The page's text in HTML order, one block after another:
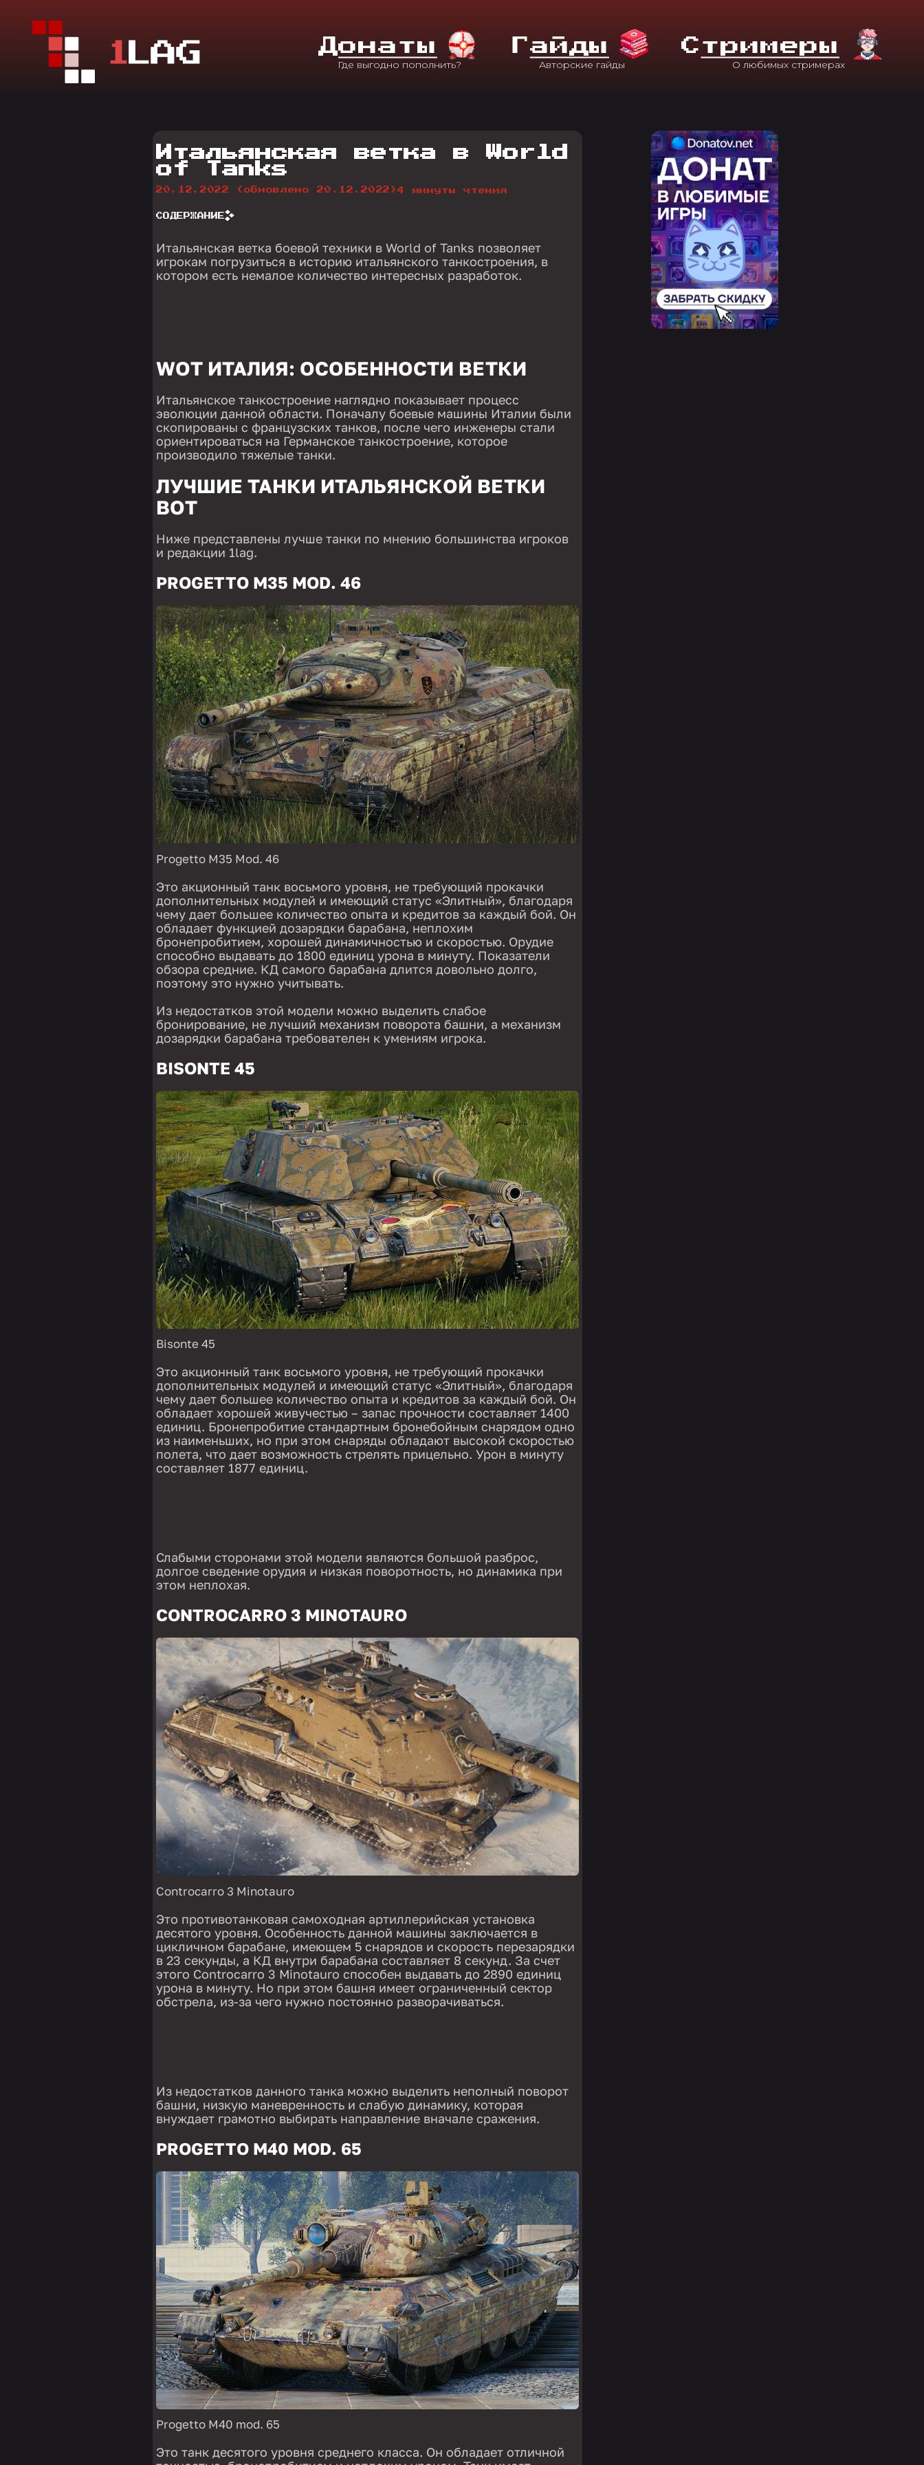
ДОнаты ГАйды С Тримеры
Итальянская ветка в World
of Tanks
20.12.2022 (обновлено 20.12.2022)4 минуты чтения
СОДЕРЖАНИЕ
Итальянская ветка боевой техники в World of Tanks позволяет
игрокам погрузиться в историю итальянского танкостроения, в
котором есть немалое количество интересных разработок.
WOT ИТАЛИЯ: ОСОБЕННОСТИ ВЕТКИ
Итальянское танкостроение наглядно показывает процесс
эволюции данной области. Поначалу боевые машины Италии были
скопированы с французских танков, после чего инженеры стали
ориентироваться на Германское танкостроение, которое
производило тяжелые танки.
ЛУЧШИЕ ТАНКИ ИТАЛЬЯНСКОЙ ВЕТКИ
ВОТ
Ниже представлены лучше танки по мнению большинства игроков
и редакции 1lag.
PROGETTO M35 MOD. 46
Progetto M35 Mod. 46
Это акционный танк восьмого уровня, не требующий прокачки
дополнительных модулей и имеющий статус «Элитный», благодаря
чему дает большее количество опыта и кредитов за каждый бой. Он
обладает функцией дозарядки барабана, неплохим
бронепробитием, хорошей динамичностью и скоростью. Орудие
способно выдавать до 1800 единиц урона в минуту. Показатели
обзора средние. КД самого барабана длится довольно долго,
поэтому это нужно учитывать.
Из недостатков этой модели можно выделить слабое
бронирование, не лучший механизм поворота башни, а механизм
дозарядки барабана требователен к умениям игрока.
BISONTE 45
Bisonte 45
Это акционный танк восьмого уровня, не требующий прокачки
дополнительных модулей и имеющий статус «Элитный», благодаря
чему дает большее количество опыта и кредитов за каждый бой. Он
обладает хорошей живучестью – запас прочности составляет 1400
единиц. Бронепробитие стандартным бронебойным снарядом одно
из наименьших, но при этом снаряды обладают высокой скоростью
полета, что дает возможность стрелять прицельно. Урон в минуту
составляет 1877 единиц.
Слабыми сторонами этой модели являются большой разброс,
долгое сведение орудия и низкая поворотность, но динамика при
этом неплохая.
CONTROCARRO 3 MINOTAURO
Controcarro 3 Minotauro
Это противотанковая самоходная артиллерийская установка
десятого уровня. Особенность данной машины заключается в
цикличном барабане, имеющем 5 снарядов и скорость перезарядки
в 23 секунды, а КД внутри барабана составляет 8 секунд. За счет
этого Controcarro 3 Minotauro способен выдавать до 2890 единиц
урона в минуту. Но при этом башня имеет ограниченный сектор
обстрела, из-за чего нужно постоянно разворачиваться.
Из недостатков данного танка можно выделить неполный поворот
башни, низкую маневренность и слабую динамику, которая
внуждает грамотно выбирать направление вначале сражения.
PROGETTO M40 MOD. 65
Progetto M40 mod. 65
Это танк десятого уровня среднего класса. Он обладает отличной